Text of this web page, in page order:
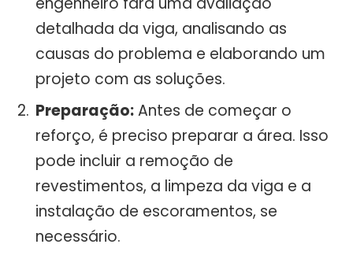
detalhada da viga, analisando as
causas do problema e elaborando um
projeto com as soluções.
Preparação:Antes de começar o
reforço, é preciso preparar a área. Isso
pode incluir a remoção de
revestimentos, a limpeza da viga e a
instalação de escoramentos, se
necessário.